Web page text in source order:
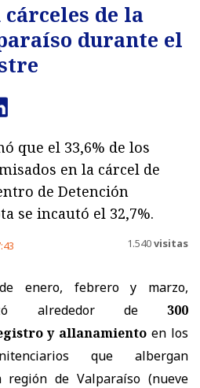
de la
durante el
que el 33,6% de los
en la cárcel de
de Detención
se incautó el 32,7%.
1.540visitas
enero, febrero y marzo,
alrededor de 300
y allanamiento en los
que albergan
de Valparaíso (nueve